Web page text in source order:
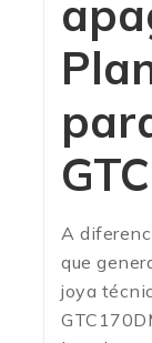
A
que
joya